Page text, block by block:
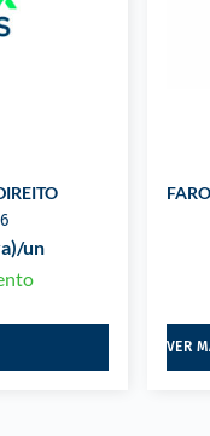
/un
VER